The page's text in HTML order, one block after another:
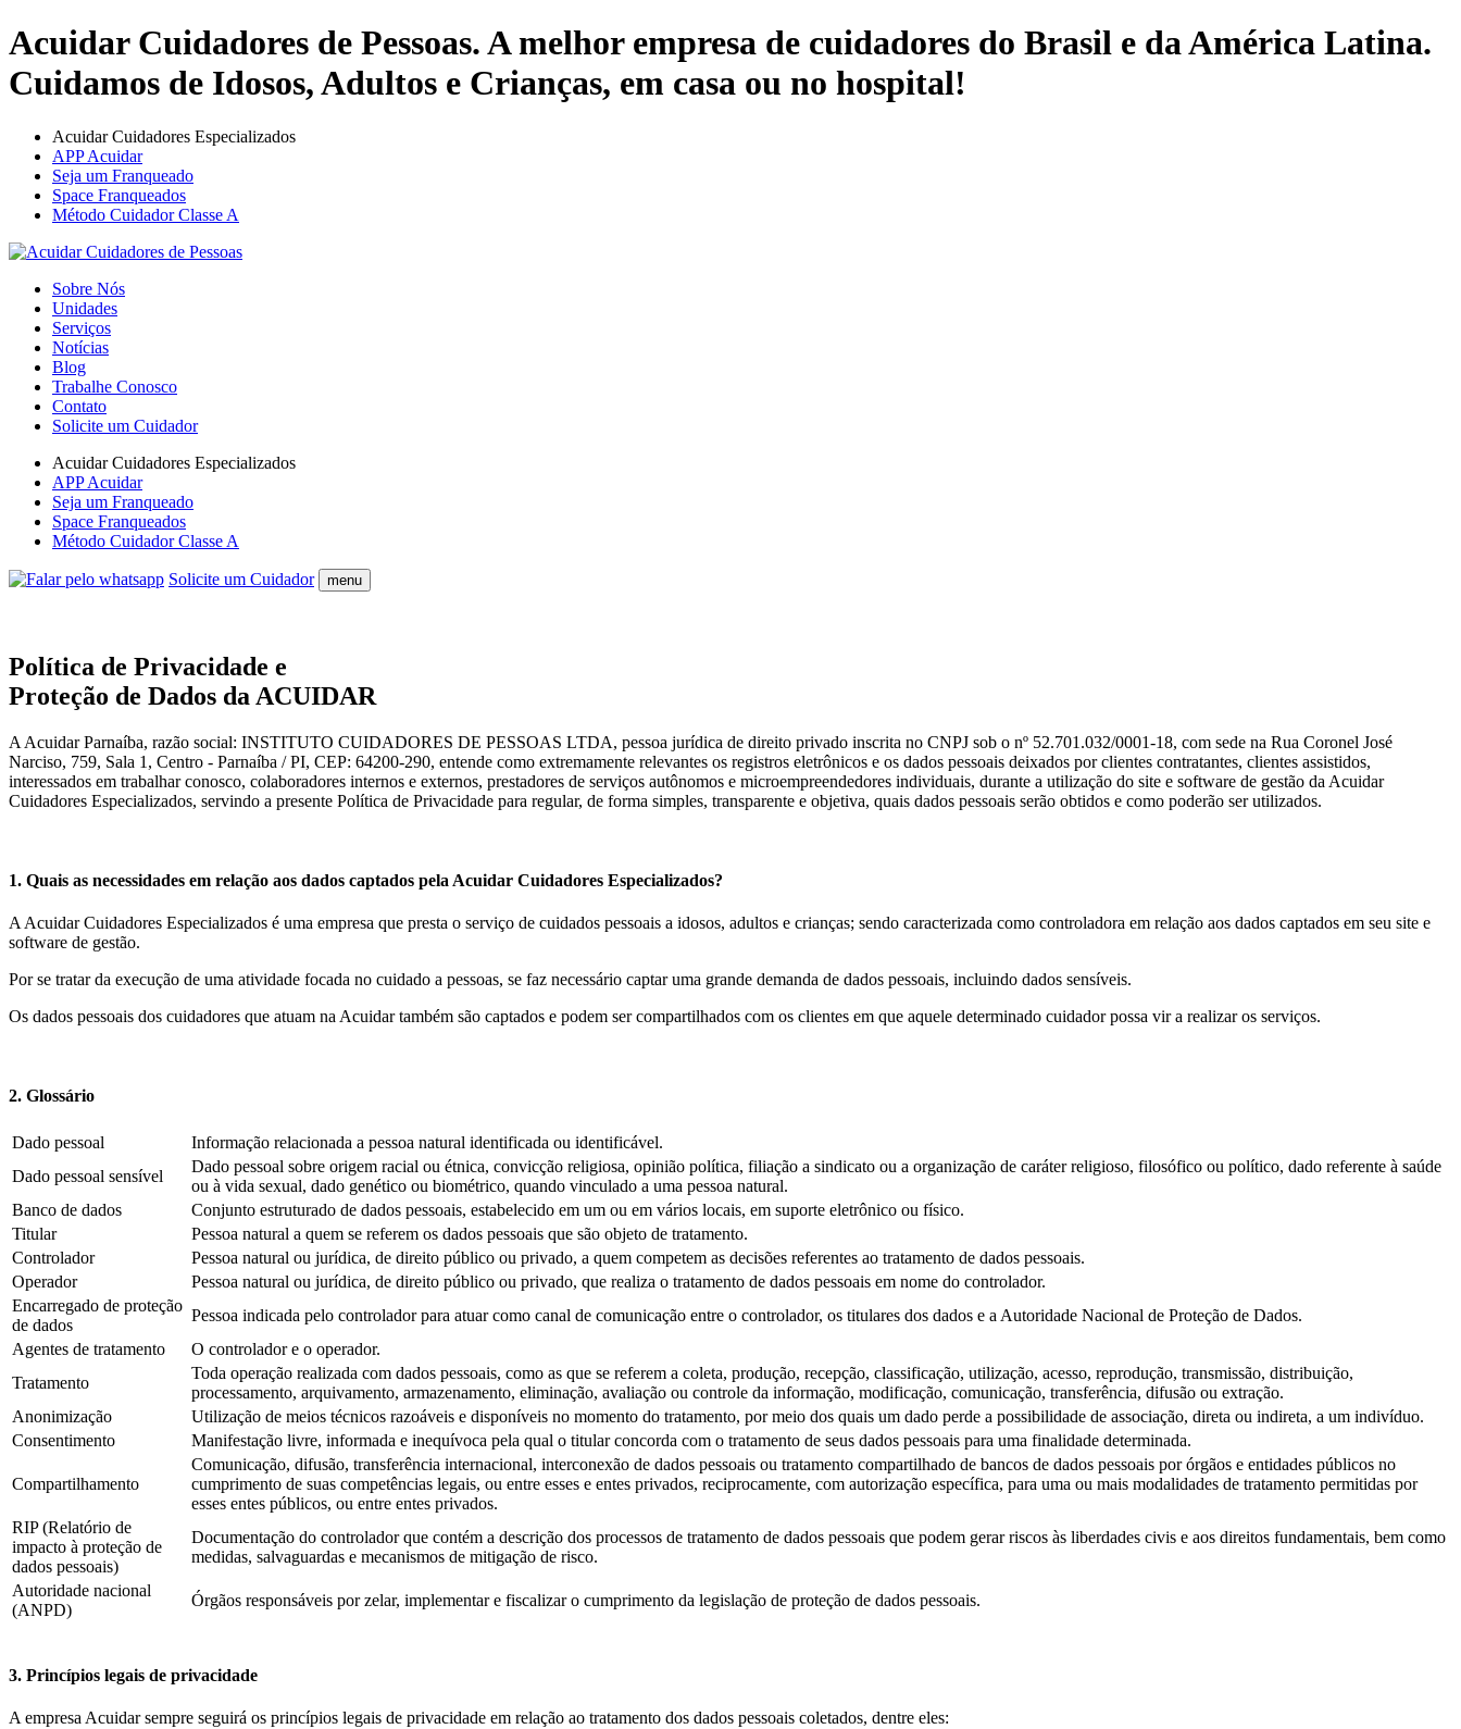
Acuidar Cuidadores de Pessoas. A melhor empresa de cuidadores do Brasil e da América Latina.
Cuidamos de Idosos, Adultos e Crianças, em casa ou no hospital!
Acuidar Cuidadores Especializados
APP Acuidar
Seja um Franqueado
Space Franqueados
Método Cuidador Classe A
Sobre Nós
Unidades
Serviços
Notícias
Blog
Trabalhe Conosco
Contato
Solicite um Cuidador
Acuidar Cuidadores Especializados
APP Acuidar
Seja um Franqueado
Space Franqueados
Método Cuidador Classe A
Solicite um Cuidador menu
Política de Privacidade e
Proteção de Dados da ACUIDAR
A Acuidar Parnaíba, razão social: INSTITUTO CUIDADORES DE PESSOAS LTDA, pessoa jurídica de direito privado inscrita no CNPJ sob o nº 52.701.032/0001-18, com sede na Rua Coronel José
Narciso, 759, Sala 1, Centro - Parnaíba / PI, CEP: 64200-290, entende como extremamente relevantes os registros eletrônicos e os dados pessoais deixados por clientes contratantes, clientes assistidos,
interessados em trabalhar conosco, colaboradores internos e externos, prestadores de serviços autônomos e microempreendedores individuais, durante a utilização do site e software de gestão da Acuidar
Cuidadores Especializados, servindo a presente Política de Privacidade para regular, de forma simples, transparente e objetiva, quais dados pessoais serão obtidos e como poderão ser utilizados.
1. Quais as necessidades em relação aos dados captados pela Acuidar Cuidadores Especializados?
A Acuidar Cuidadores Especializados é uma empresa que presta o serviço de cuidados pessoais a idosos, adultos e crianças; sendo caracterizada como controladora em relação aos dados captados em seu site e
software de gestão.
Por se tratar da execução de uma atividade focada no cuidado a pessoas, se faz necessário captar uma grande demanda de dados pessoais, incluindo dados sensíveis.
Os dados pessoais dos cuidadores que atuam na Acuidar também são captados e podem ser compartilhados com os clientes em que aquele determinado cuidador possa vir a realizar os serviços.
2. Glossário
Dado pessoal
Informação relacionada a pessoa natural identificada ou identificável.
Dado pessoal sensível
Dado pessoal sobre origem racial ou étnica, convicção religiosa, opinião política, filiação a sindicato ou a organização de caráter religioso, filosófico ou político, dado referente à saúde
ou à vida sexual, dado genético ou biométrico, quando vinculado a uma pessoa natural.
Banco de dados
Conjunto estruturado de dados pessoais, estabelecido em um ou em vários locais, em suporte eletrônico ou físico.
Titular
Pessoa natural a quem se referem os dados pessoais que são objeto de tratamento.
Controlador
Pessoa natural ou jurídica, de direito público ou privado, a quem competem as decisões referentes ao tratamento de dados pessoais.
Operador
Pessoa natural ou jurídica, de direito público ou privado, que realiza o tratamento de dados pessoais em nome do controlador.
Encarregado de proteção
de dados
Pessoa indicada pelo controlador para atuar como canal de comunicação entre o controlador, os titulares dos dados e a Autoridade Nacional de Proteção de Dados.
Agentes de tratamento
O controlador e o operador.
Tratamento
Toda operação realizada com dados pessoais, como as que se referem a coleta, produção, recepção, classificação, utilização, acesso, reprodução, transmissão, distribuição,
processamento, arquivamento, armazenamento, eliminação, avaliação ou controle da informação, modificação, comunicação, transferência, difusão ou extração.
Anonimização
Utilização de meios técnicos razoáveis e disponíveis no momento do tratamento, por meio dos quais um dado perde a possibilidade de associação, direta ou indireta, a um indivíduo.
Consentimento
Manifestação livre, informada e inequívoca pela qual o titular concorda com o tratamento de seus dados pessoais para uma finalidade determinada.
Compartilhamento
Comunicação, difusão, transferência internacional, interconexão de dados pessoais ou tratamento compartilhado de bancos de dados pessoais por órgãos e entidades públicos no
cumprimento de suas competências legais, ou entre esses e entes privados, reciprocamente, com autorização específica, para uma ou mais modalidades de tratamento permitidas por
esses entes públicos, ou entre entes privados.
RIP (Relatório de
impacto à proteção de
dados pessoais)
Documentação do controlador que contém a descrição dos processos de tratamento de dados pessoais que podem gerar riscos às liberdades civis e aos direitos fundamentais, bem como
medidas, salvaguardas e mecanismos de mitigação de risco.
Autoridade nacional
(ANPD)
Órgãos responsáveis por zelar, implementar e fiscalizar o cumprimento da legislação de proteção de dados pessoais.
3. Princípios legais de privacidade
A empresa Acuidar sempre seguirá os princípios legais de privacidade em relação ao tratamento dos dados pessoais coletados, dentre eles: